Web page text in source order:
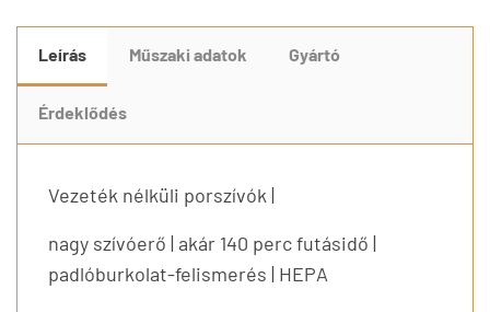
Leírás Műszaki adatok Gyártó
Érdeklődés
Vezeték nélküli porszívók |
nagy szívóerő | akár 140 perc futásidő |
padlóburkolat-felismerés | HEPA